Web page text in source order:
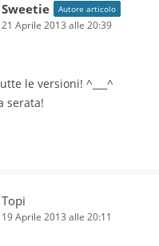
Sweetie Autore articolo
21 Aprile 2013 alle 20:39
le versioni! ^___^
serata!
Topi
19 Aprile 2013 alle 20:11